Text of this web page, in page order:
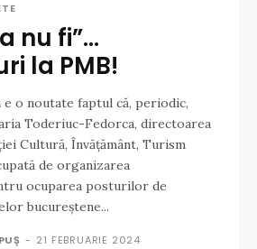
nu fi”…
la PMB!
Toderiuc-Fedorca, directoarea
Cultură, Învățământ, Turism
de organizarea
ocuparea posturilor de
bucureștene...
- 21 FEBRUARIE 2024